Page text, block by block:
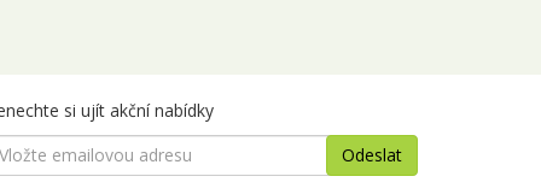
si ujít akční nabídky